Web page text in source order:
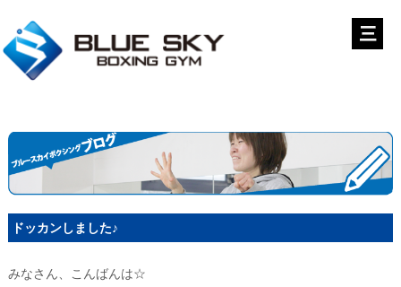
ドッカンしました♪
みなさん、こんばんは☆